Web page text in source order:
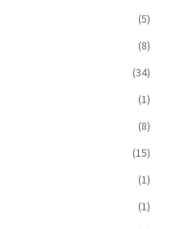
(5)
(8)
(34)
(1)
(8)
(15)
(1)
(1)